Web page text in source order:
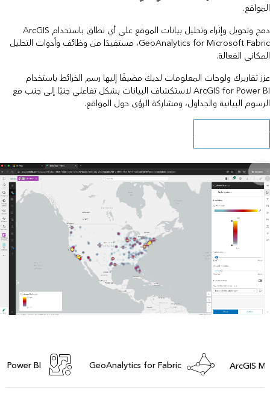
المواقع.
دمج وتحويل وإثراء وتحليل بيانات الموقع على أي نطاق باستخدام ArcGIS
GeoAnalytics for Microsoft Fabric، مستفيدًا من وظائف وأدوات التحليل
المكاني الفعالة.
عزز تقاريرك ولوحات المعلومات لديك مضيفًا إليها رسم الخرائط باستخدام
ArcGIS for Power BI لاستكشاف البيانات بشكل تفاعلي جنبًا إلى جنب مع
الرسوم البيانية والجداول، ومشاركة الرؤى حول المواقع.
تعرف على كيفية البدء
ArcGIS
GeoAnalytics for Fabric
Power BI